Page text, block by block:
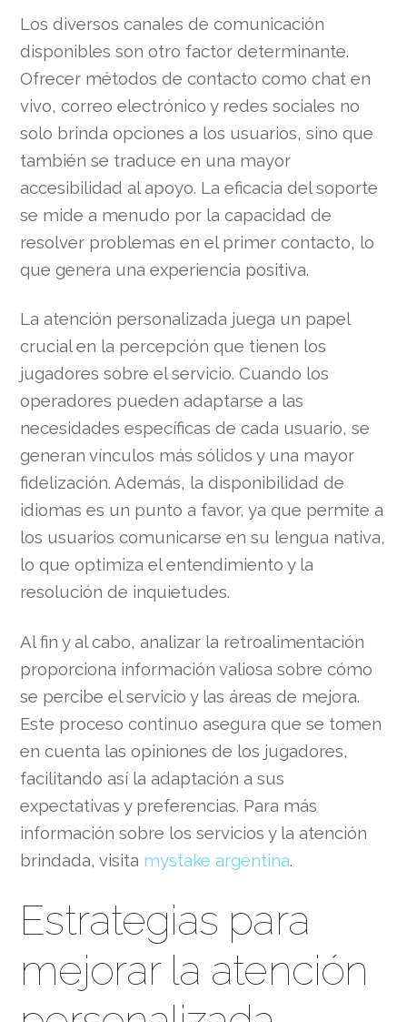
Los diversos canales de comunicación
disponibles son otro factor determinante.
Ofrecer métodos de contacto como chat en
vivo, correo electrónico y redes sociales no
solo brinda opciones a los usuarios, sino que
también se traduce en una mayor
accesibilidad al apoyo. La eficacia del soporte
se mide a menudo por la capacidad de
resolver problemas en el primer contacto, lo
que genera una experiencia positiva.
La atención personalizada juega un papel
crucial en la percepción que tienen los
jugadores sobre el servicio. Cuando los
operadores pueden adaptarse a las
necesidades específicas de cada usuario, se
generan vínculos más sólidos y una mayor
fidelización. Además, la disponibilidad de
idiomas es un punto a favor, ya que permite a
los usuarios comunicarse en su lengua nativa,
lo que optimiza el entendimiento y la
resolución de inquietudes.
Al fin y al cabo, analizar la retroalimentación
proporciona información valiosa sobre cómo
se percibe el servicio y las áreas de mejora.
Este proceso continuo asegura que se tomen
en cuenta las opiniones de los jugadores,
facilitando así la adaptación a sus
expectativas y preferencias. Para más
información sobre los servicios y la atención
brindada, visita mystake argentina.
Estrategias para
mejorar la atención